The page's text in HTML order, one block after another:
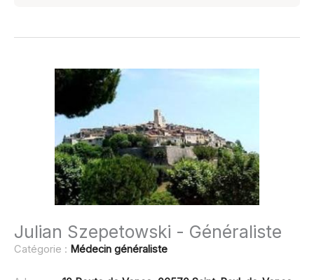
Julian Szepetowski - Généraliste
Catégorie : Médecin généraliste